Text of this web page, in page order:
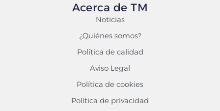
Acerca de TM
Noticias
¿Quiénes somos?
Política de calidad
Aviso Legal
Política de cookies
Política de privacidad